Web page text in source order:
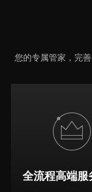
您的专属管家，完
全流程高端服